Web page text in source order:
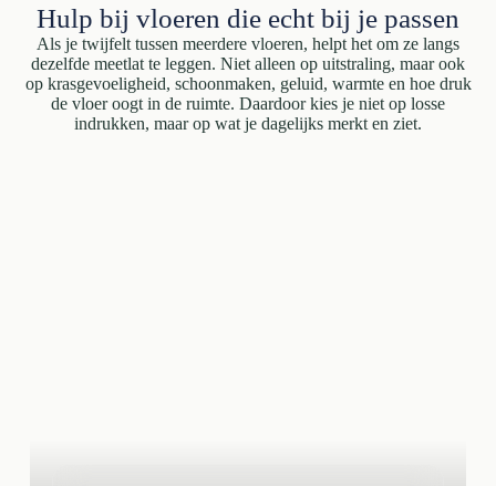
Hulp bij vloeren die echt bij je passen
Als je twijfelt tussen meerdere vloeren, helpt het om ze langs
dezelfde meetlat te leggen. Niet alleen op uitstraling, maar ook
op krasgevoeligheid, schoonmaken, geluid, warmte en hoe druk
de vloer oogt in de ruimte. Daardoor kies je niet op losse
indrukken, maar op wat je dagelijks merkt en ziet.